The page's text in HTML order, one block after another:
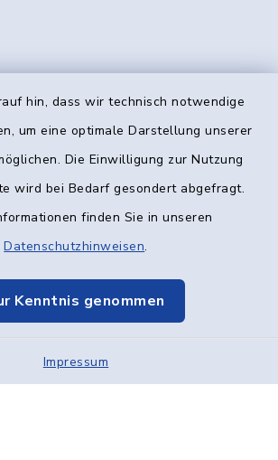
hin, dass wir technisch notwendige
um eine optimale Darstellung unserer
Die Einwilligung zur Nutzung
wird bei Bedarf gesondert abgefragt.
finden Sie in unseren
Datenschutzhinweisen.
Kenntnis genommen
Impressum
Kontakt
Datenschutz
Kommunikation
Sitemap